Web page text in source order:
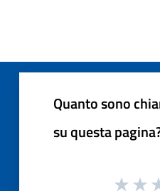
Quanto sono
su questa